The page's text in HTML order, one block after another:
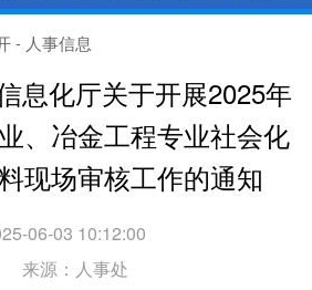
- 人事信息
息化厅关于开展2025年
、冶金工程专业社会化
现场审核工作的通知
06-03 10:12:00
来源： 人事处